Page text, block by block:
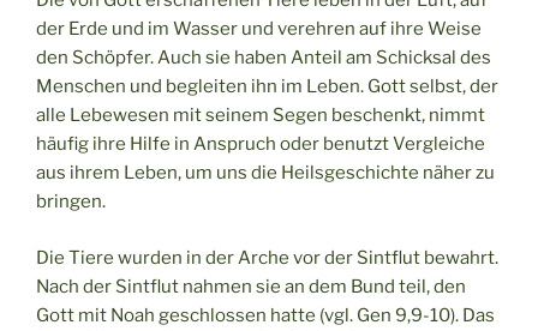
der Erde und im Wasser und verehren auf ihre Weise
den Schöpfer. Auch sie haben Anteil am Schicksal des
Menschen und begleiten ihn im Leben. Gott selbst, der
alle Lebewesen mit seinem Segen beschenkt, nimmt
häufig ihre Hilfe in Anspruch oder benutzt Vergleiche
aus ihrem Leben, um uns die Heilsgeschichte näher zu
bringen.
Die Tiere wurden in der Arche vor der Sintflut bewahrt.
Nach der Sintflut nahmen sie an dem Bund teil, den
Gott mit Noah geschlossen hatte (vgl. Gen 9,9-10). Das